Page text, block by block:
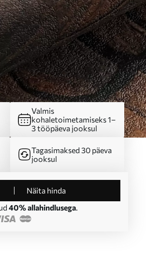
Valmis
kohaletoimetamiseks 1–
3 tööpäeva jooksul
Tagasimaksed 30 päeva
jooksul
Näita hinda
40% allahindlusega.